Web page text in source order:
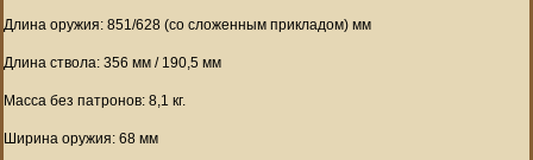
Длина оружия: 851/628 (со сложенным прикладом) мм
Длина ствола: 356 мм / 190,5 мм
Масса без патронов: 8,1 кг.
Ширина оружия: 68 мм